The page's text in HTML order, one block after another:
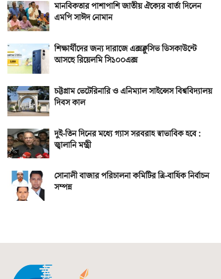
মানবিকতার পাশাপাশি জাতীয় ঐক্যের বার্তা দিলেন
এমপি সাঈদ নোমান
শিক্ষার্থীদের জন্য দারাজে এক্সক্লুসিভ ডিসকাউন্টে
আসছে রিয়েলমি সি১০০এক্স
চট্টগ্রাম ভেটেরিনারি ও এনিম্যাল সাইন্সেস বিশ্ববিদ্যালয়
দিবস কাল
দুই-তিন দিনের মধ্যে গ্যাস সরবরাহ স্বাভাবিক হবে :
জ্বালানি মন্ত্রী
সোনালী বাজার পরিচালনা কমিটির ত্রি-বার্ষিক নির্বাচন
সম্পন্ন